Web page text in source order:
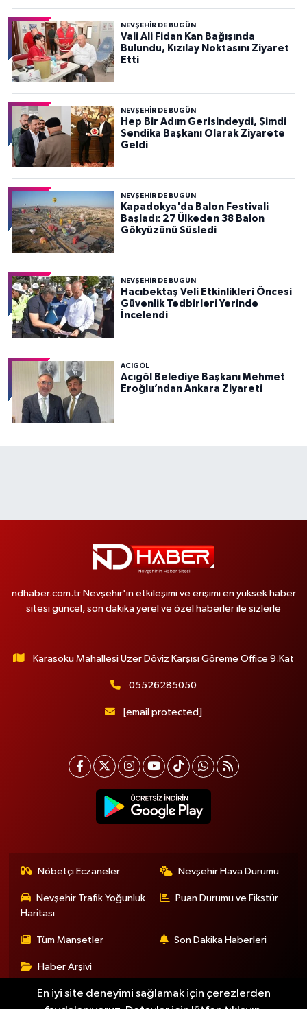
NEVŞEHIR DE BUGÜN
Vali Ali Fidan Kan Bağışında
Bulundu, Kızılay Noktasını Ziyaret
Etti
NEVŞEHIR DE BUGÜN
Hep Bir Adım Gerisindeydi, Şimdi
Sendika Başkanı Olarak Ziyarete
Geldi
NEVŞEHIR DE BUGÜN
Kapadokya'da Balon Festivali
Başladı: 27 Ülkeden 38 Balon
Gökyüzünü Süsledi
NEVŞEHIR DE BUGÜN
Hacıbektaş Veli Etkinlikleri Öncesi
Güvenlik Tedbirleri Yerinde
İncelendi
ACIGÖL
Acıgöl Belediye Başkanı Mehmet
Eroğlu’ndan Ankara Ziyareti
ndhaber.com.tr Nevşehir'in etkileşimi ve erişimi en yüksek haber
sitesi güncel, son dakika yerel ve özel haberler ile sizlerle
Karasoku Mahallesi Uzer Döviz Karşısı Göreme Office 9.Kat
05526285050
[email protected]
Nöbetçi Eczaneler Nevşehir Hava Durumu
Nevşehir Trafik Yoğunluk
Haritası
Puan Durumu ve Fikstür
Tüm Manşetler Son Dakika Haberleri
Haber Arşivi
En iyi site deneyimi sağlamak için çerezlerden